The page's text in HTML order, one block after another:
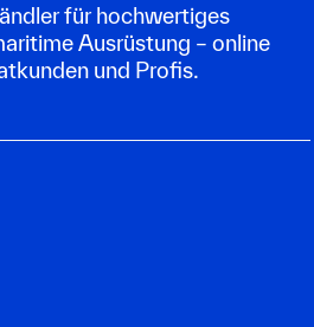
für hochwertiges
Ausrüstung – online
und Profis.